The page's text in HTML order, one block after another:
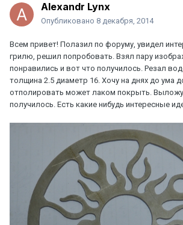
Alexandr Lynx
Опубликовано 8 декабря, 2014
Всем привет! Полазил по форуму, увидел
грилю, решил попробовать. Взял пару
понравились и вот что получилось. Резал
толщина 2.5 диаметр 16. Хочу на днях до ума
отполировать может лаком покрыть.
получилось. Есть какие нибудь интересные